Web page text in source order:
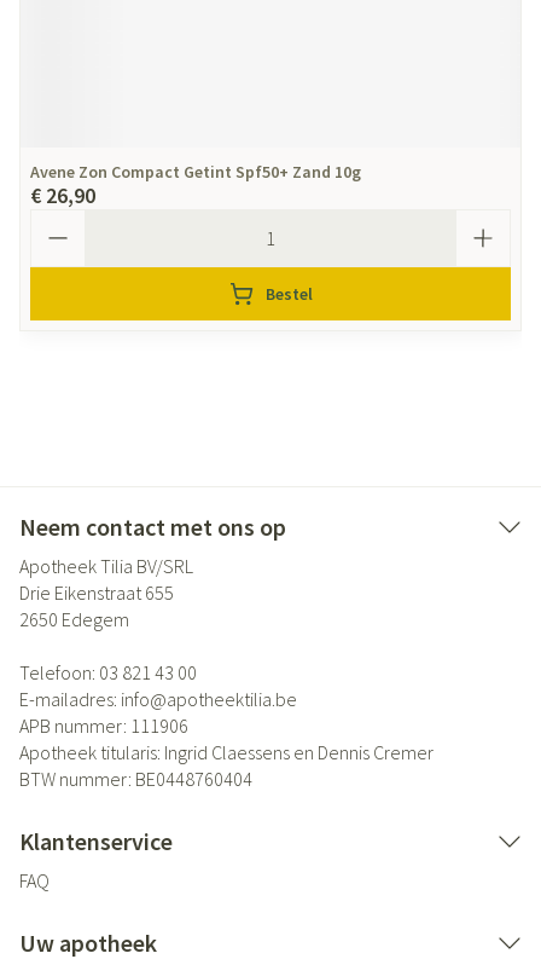
Avene Zon Compact Getint Spf50+ Zand 10g
€ 26,90
Bestel
Neem contact met ons op
Apotheek Tilia BV/SRL
Drie Eikenstraat 655
2650 Edegem
Telefoon: 03 821 43 00
E-mailadres: info@apotheektilia.be
APB nummer: 111906
Apotheek titularis: Ingrid Claessens en Dennis Cremer
BTW nummer: BE0448760404
Klantenservice
FAQ
Uw apotheek